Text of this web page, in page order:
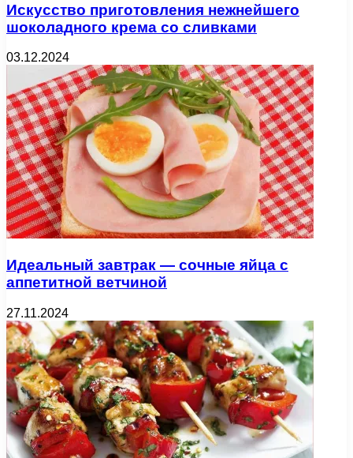
Искусство приготовления нежнейшего
шоколадного крема со сливками
03.12.2024
Идеальный завтрак — сочные яйца с
аппетитной ветчиной
27.11.2024